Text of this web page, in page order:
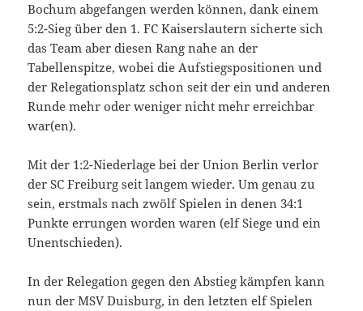
Bochum abgefangen werden können, dank einem
5:2-Sieg über den 1. FC Kaiserslautern sicherte sich
das Team aber diesen Rang nahe an der
Tabellenspitze, wobei die Aufstiegspositionen und
der Relegationsplatz schon seit der ein und anderen
Runde mehr oder weniger nicht mehr erreichbar
war(en).
Mit der 1:2-Niederlage bei der Union Berlin verlor
der SC Freiburg seit langem wieder. Um genau zu
sein, erstmals nach zwölf Spielen in denen 34:1
Punkte errungen worden waren (elf Siege und ein
Unentschieden).
In der Relegation gegen den Abstieg kämpfen kann
nun der MSV Duisburg, in den letzten elf Spielen